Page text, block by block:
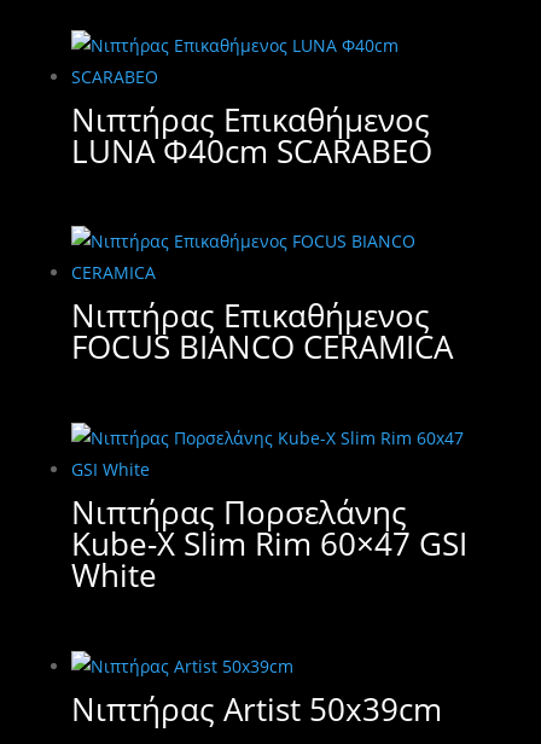
Νιπτήρας Επικαθήμενος
LUNA Φ40cm SCARABEO
Νιπτήρας Επικαθήμενος
FOCUS BIANCO CERAMICA
Νιπτήρας Πορσελάνης
Kube-X Slim Rim 60×47 GSI
White
Νιπτήρας Artist 50x39cm